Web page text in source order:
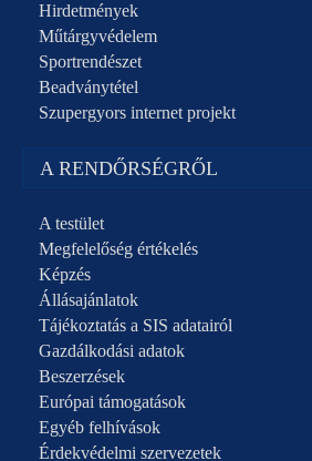
Hirdetmények
Műtárgyvédelem
Sportrendészet
Beadványtétel
Szupergyors internet projekt
A RENDŐRSÉGRŐL
A testület
Megfelelőség értékelés
Képzés
Állásajánlatok
Tájékoztatás a SIS adatairól
Gazdálkodási adatok
Beszerzések
Európai támogatások
Egyéb felhívások
Érdekvédelmi szervezetek